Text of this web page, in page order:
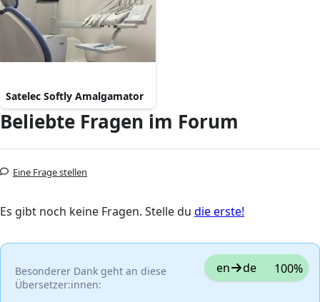
Satelec Softly Amalgamator
Beliebte Fragen im Forum
Eine Frage stellen
Es gibt noch keine Fragen. Stelle du die erste!
Besonderer Dank geht an diese
Übersetzer:innen:
en de 100%